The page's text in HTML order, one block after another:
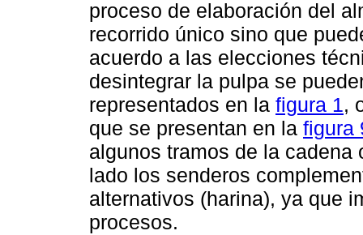
proceso de elaboración del
recorrido único sino que
acuerdo a las elecciones
desintegrar la pulpa se
representados en la figura 1,
que se presentan en la figura
algunos tramos de la
lado los senderos
alternativos (harina), ya que
procesos.